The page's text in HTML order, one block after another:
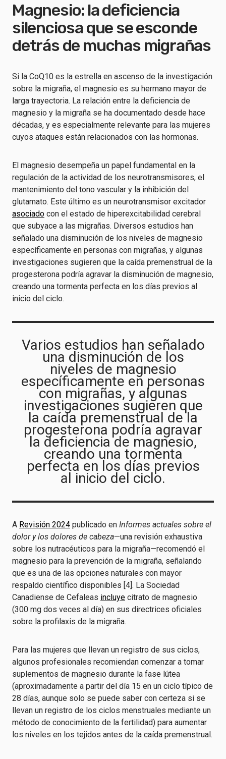
Magnesio: la deficiencia
silenciosa que se esconde
detrás de muchas migrañas
Si la CoQ10 es la estrella en ascenso de la investigación
sobre la migraña, el magnesio es su hermano mayor de
larga trayectoria. La relación entre la deficiencia de
magnesio y la migraña se ha documentado desde hace
décadas, y es especialmente relevante para las mujeres
cuyos ataques están relacionados con las hormonas.
El magnesio desempeña un papel fundamental en la
regulación de la actividad de los neurotransmisores, el
mantenimiento del tono vascular y la inhibición del
glutamato. Este último es un neurotransmisor excitador
asociado con el estado de hiperexcitabilidad cerebral
que subyace a las migrañas. Diversos estudios han
señalado una disminución de los niveles de magnesio
específicamente en personas con migrañas, y algunas
investigaciones sugieren que la caída premenstrual de la
progesterona podría agravar la disminución de magnesio,
creando una tormenta perfecta en los días previos al
inicio del ciclo.
Varios estudios han señalado
una disminución de los
niveles de magnesio
específicamente en personas
con migrañas, y algunas
investigaciones sugieren que
la caída premenstrual de la
progesterona podría agravar
la deficiencia de magnesio,
creando una tormenta
perfecta en los días previos
al inicio del ciclo.
A Revisión 2024 publicado en Informes actuales sobre el
dolor y los dolores de cabeza—una revisión exhaustiva
sobre los nutracéuticos para la migraña—recomendó el
magnesio para la prevención de la migraña, señalando
que es una de las opciones naturales con mayor
respaldo científico disponibles [4]. La Sociedad
Canadiense de Cefaleas incluye citrato de magnesio
(300 mg dos veces al día) en sus directrices oficiales
sobre la profilaxis de la migraña.
Para las mujeres que llevan un registro de sus ciclos,
algunos profesionales recomiendan comenzar a tomar
suplementos de magnesio durante la fase lútea
(aproximadamente a partir del día 15 en un ciclo típico de
28 días, aunque solo se puede saber con certeza si se
llevan un registro de los ciclos menstruales mediante un
método de conocimiento de la fertilidad) para aumentar
los niveles en los tejidos antes de la caída premenstrual.